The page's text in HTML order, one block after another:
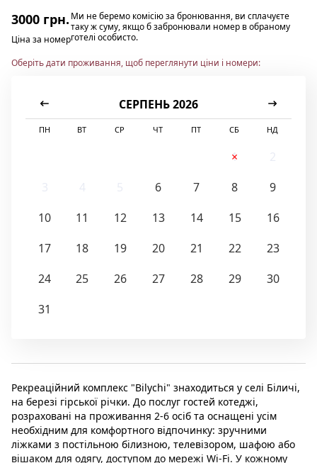
3000 грн.
Ціна за номер
Ми не беремо комісію за бронювання, ви сплачуєте
таку ж суму, якщо б забронювали номер в обраному
готелі особисто.
Оберіть дати проживання, щоб переглянути ціни і номери:
СЕРПЕНЬ 2026
ПН ВТ СР ЧТ ПТ СБ НД
1
6 7 8
9
10
11 12 13 14 15
16
17
18 19 20 21 22
23
24
25 26 27 28 29
30
31
Рекреаційний комплекс "Bilychi" знаходиться у селі Біличі,
на березі гірської річки. До послуг гостей котеджі,
розраховані на проживання 2-6 осіб та оснащені усім
необхідним для комфортного відпочинку: зручними
ліжками з постільною білизною, телевізором, шафою або
вішаком для одягу, доступом до мережі Wi-Fi. У кожному